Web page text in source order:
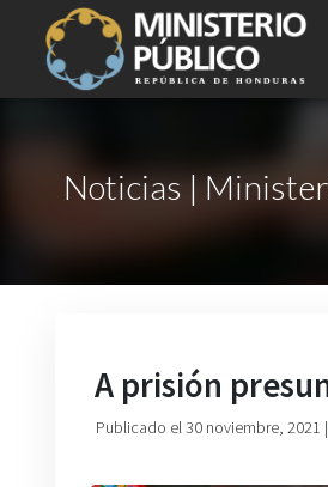
Noticias |
A prisión
Publicado el 30 noviembre, 2021 |